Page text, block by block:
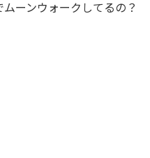
ーンウォークしてるの？